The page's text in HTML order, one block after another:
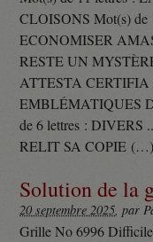
CLOISONS Mot(s)
ECONOMISER
RESTE UN
ATTESTA
EMBLÉMATIQUES
de 6 lettres :
RELIT SA COPIE (…)
Solution de la
20 septembre 2025, par
Grille No 6996 Difficile